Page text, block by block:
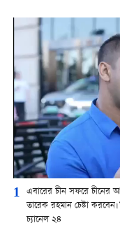
1 এবারের চীন সফরে চীনের
তারেক রহমান চেষ্টা
চ্যানেল ২৪